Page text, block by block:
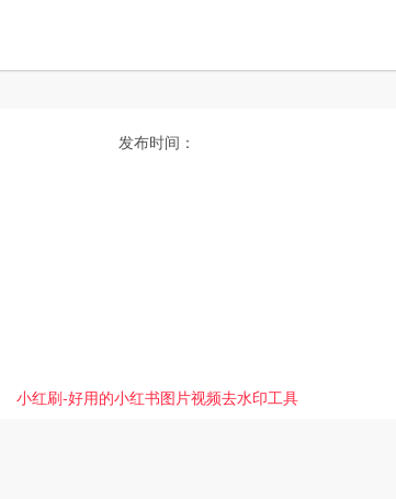
发布时间：
小红刷-好用的小红书图片视频去水印工具